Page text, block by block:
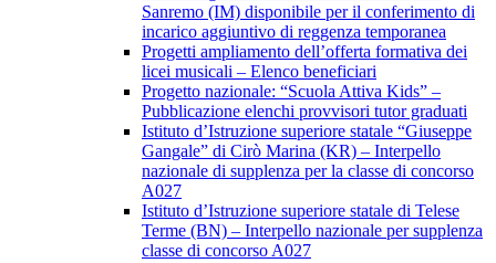
Sanremo (IM) disponibile per il conferimento di
incarico aggiuntivo di reggenza temporanea
Progetti ampliamento dell’offerta formativa dei
licei musicali – Elenco beneficiari
Progetto nazionale: “Scuola Attiva Kids” –
Pubblicazione elenchi provvisori tutor graduati
Istituto d’Istruzione superiore statale “Giuseppe
Gangale” di Cirò Marina (KR) – Interpello
nazionale di supplenza per la classe di concorso
A027
Istituto d’Istruzione superiore statale di Telese
Terme (BN) – Interpello nazionale per supplenza
classe di concorso A027